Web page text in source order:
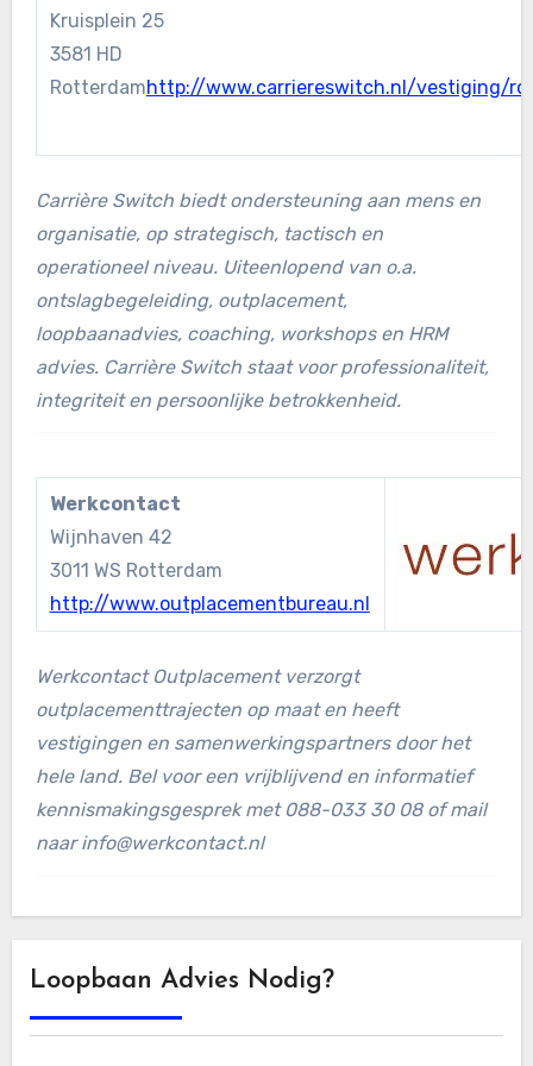
Kruisplein 25
3581 HD
Rotterdamhttp://www.carriereswitch.nl/vestiging/
Carrière Switch biedt ondersteuning aan mens en
organisatie, op strategisch, tactisch en
operationeel niveau. Uiteenlopend van o.a.
ontslagbegeleiding, outplacement,
loopbaanadvies, coaching, workshops en HRM
advies. Carrière Switch staat voor professionaliteit,
integriteit en persoonlijke betrokkenheid.
Werkcontact
Wijnhaven 42
3011 WS Rotterdam
http://www.outplacementbureau.nl
Werkcontact Outplacement verzorgt
outplacementtrajecten op maat en heeft
vestigingen en samenwerkingspartners door het
hele land. Bel voor een vrijblijvend en informatief
kennismakingsgesprek met 088-033 30 08 of mail
naar info@werkcontact.nl
Loopbaan Advies Nodig?